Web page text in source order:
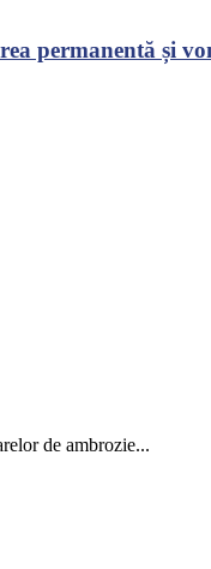
permanentă și
de ambrozie...